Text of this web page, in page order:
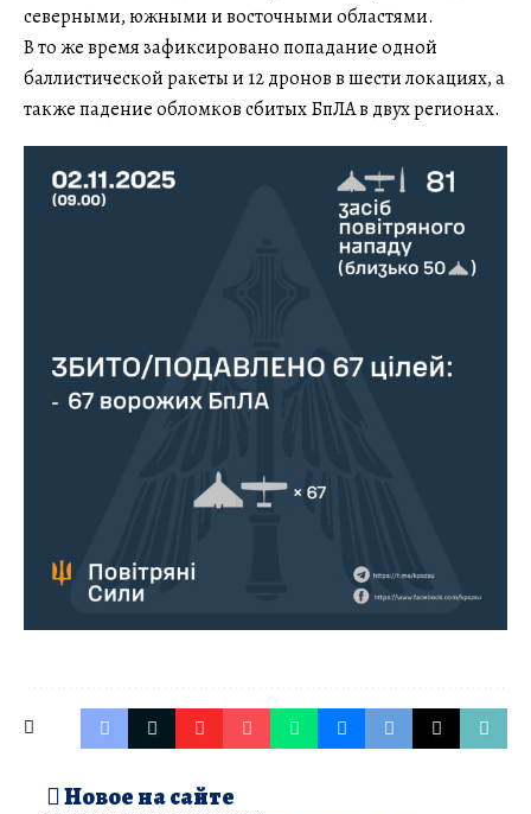
северными, южными и восточными областями.
В то же время зафиксировано попадание одной
баллистической ракеты и 12 дронов в шести локациях, а
также падение обломков сбитых БпЛА в двух регионах.
Новое на сайте